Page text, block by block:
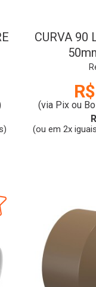
CURVA 90
(via Pix ou
(ou em 2x